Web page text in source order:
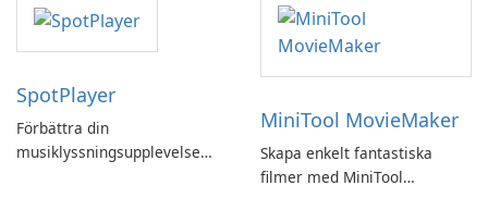
SpotPlayer
Förbättra din
musiklyssningsupplevelse
MiniTool MovieMaker
Skapa enkelt fantastiska
filmer med MiniTool